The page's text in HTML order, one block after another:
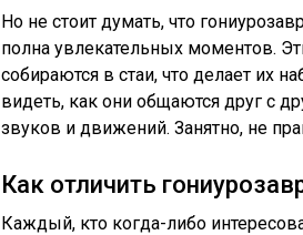
Но не стоит думать, что
полна увлекательных моментов.
собираются в стаи, что делает их
видеть, как они общаются друг с
звуков и движений. Занятно, не
Как отличить
Каждый, кто когда-либо